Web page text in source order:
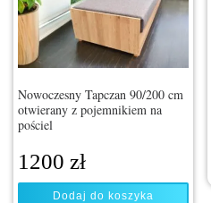
Nowoczesny Tapczan 90/200 cm
otwierany z pojemnikiem na
pościel
1200 zł
Dodaj do koszyka